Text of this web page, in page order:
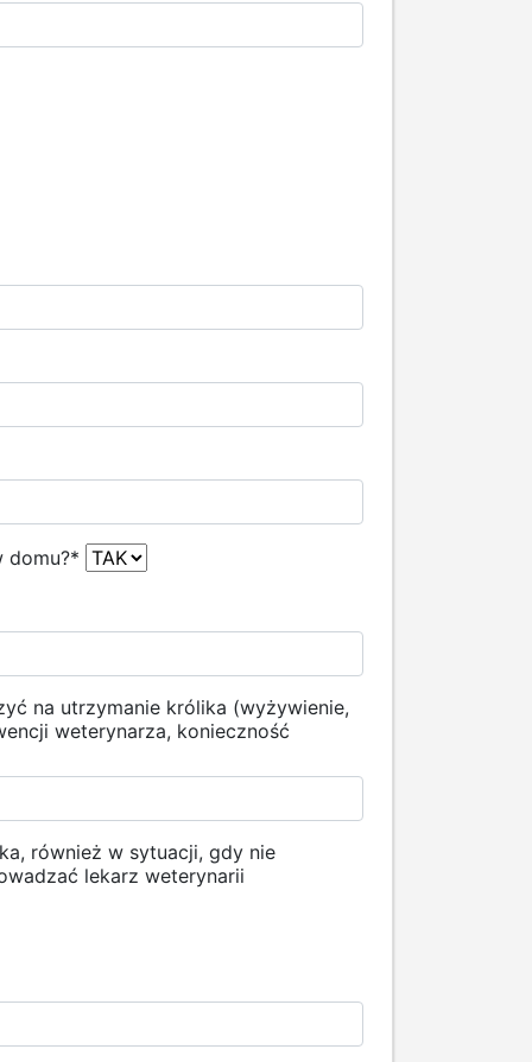
domu?*
na utrzymanie królika (wyżywienie,
weterynarza, konieczność
również w sytuacji, gdy nie
lekarz weterynarii